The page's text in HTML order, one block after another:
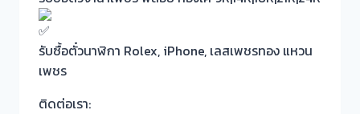
รับซื้อตั๋วนาฬิกา Rolex, iPhone, เลสเพชรทอง แหวน
เพชร
ติดต่อเรา: